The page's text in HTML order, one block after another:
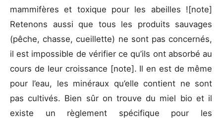
mammifères et toxique pour les abeilles ![note]
Retenons aussi que tous les produits sauvages
(pêche, chasse, cueillette) ne sont pas concernés,
il est impossible de vérifier ce qu’ils ont absorbé au
cours de leur croissance [note]. Il en est de même
pour l’eau, les minéraux qu’elle contient ne sont
pas cultivés. Bien sûr on trouve du miel bio et il
existe un règlement spécifique pour les